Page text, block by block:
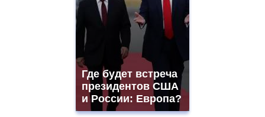
Где будет встреча
президентов США
и России: Европа?